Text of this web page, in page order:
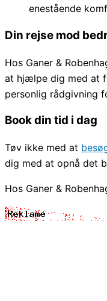
enestående
Din rejse mod
Hos Ganer &
at hjælpe dig med at
personlig rådgivning
Book din tid i dag
Tøv ikke med at
dig med at opnå det
Hos Ganer &